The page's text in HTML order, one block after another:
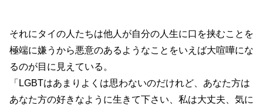
それにタイの人たちは他人が自分の人生に口を挟むことを
極端に嫌うから悪意のあるようなことをいえば大喧嘩にな
るのが目に見えている。
「LGBTはあまりよくは思わないのだけれど、あなた方は
あなた方の好きなように生きて下さい、私は大丈夫、気に